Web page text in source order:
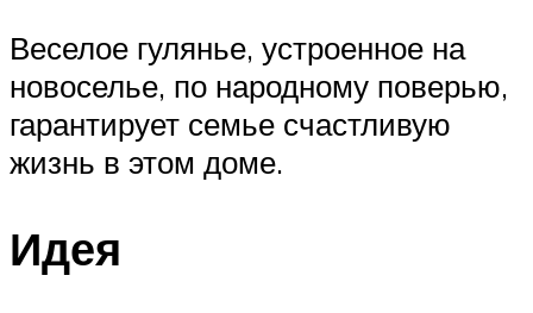
Веселое гулянье, устроенное на
новоселье, по народному поверью,
гарантирует семье счастливую
жизнь в этом доме.
Идея